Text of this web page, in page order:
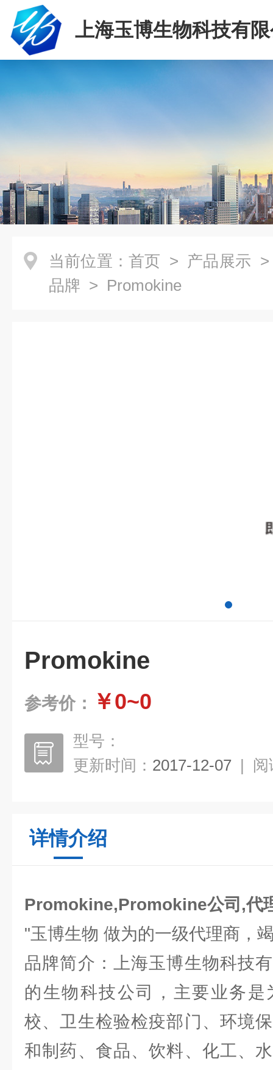
上海玉博生物科技有
当前位置： 首页 > 产品展示
品牌 > Promokine
Promokine
参考价： ￥0~0
型号：
更新时间： 2017-12-07 | 阅
详情介绍
Promokine,Promokine公司,代
"玉博生物 做为的一级代理商，
品牌简介：上海玉博生物科技
的生物科技公司，主要业务
校、卫生检验检疫部门、环境
和制药、食品、饮料、化工、